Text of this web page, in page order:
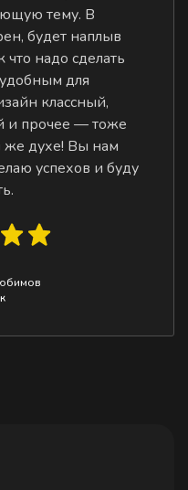
тему. В
будет наплыв
что надо сделать
для
классный,
и прочее — тоже
же духе! Вы нам
успехов и буду